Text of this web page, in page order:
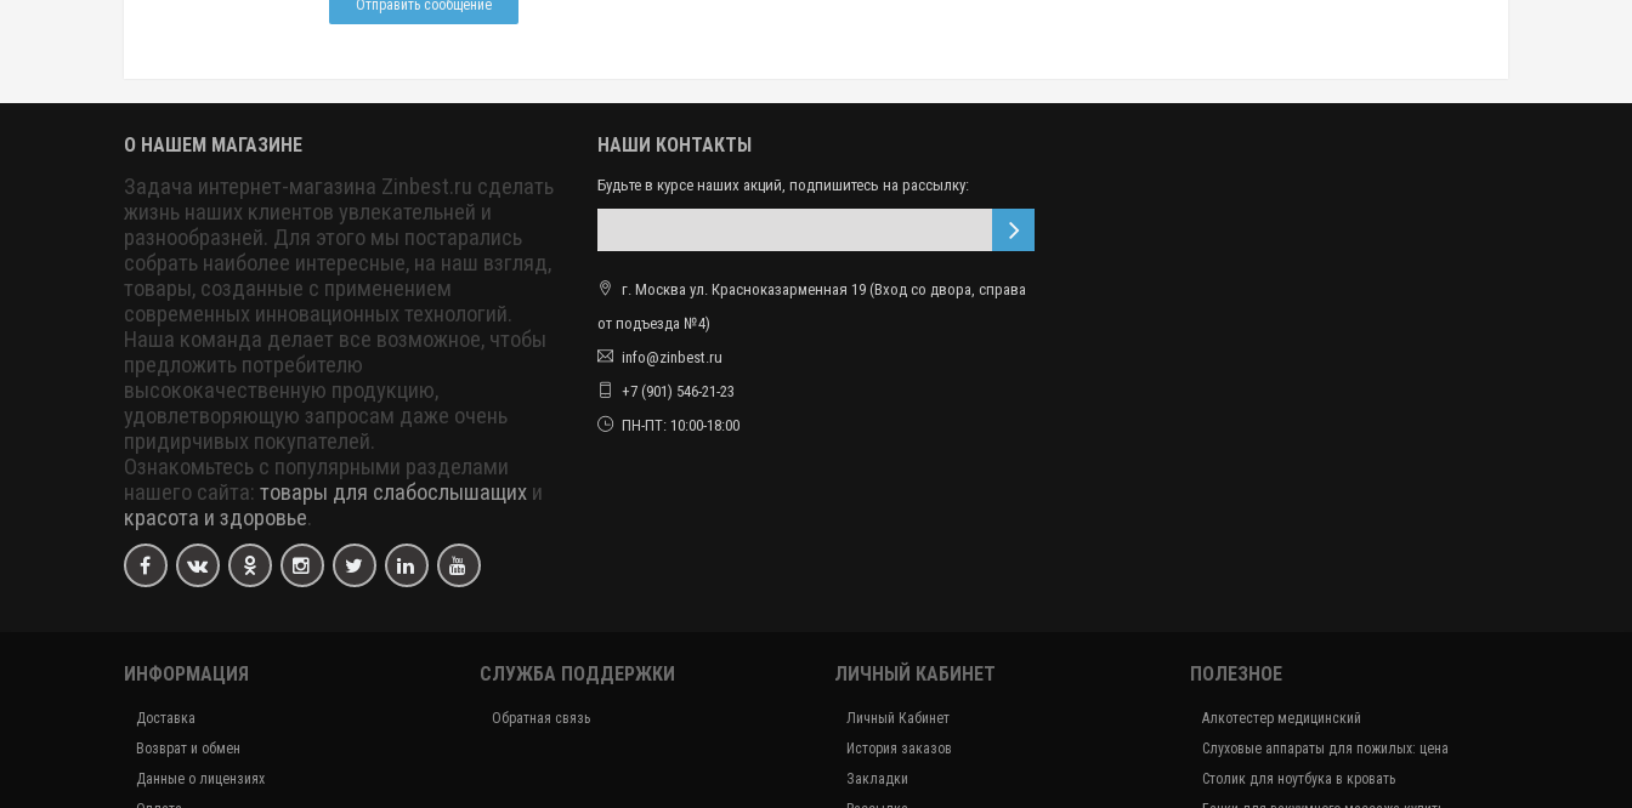
О НАШЕМ МАГАЗИНЕ
Задача интернет-магазина Zinbest.ru сделать
жизнь наших клиентов увлекательней и
разнообразней. Для этого мы постарались
собрать наиболее интересные, на наш взгляд,
товары, созданные с применением
современных инновационных технологий.
Наша команда делает все возможное, чтобы
предложить потребителю
высококачественную продукцию,
удовлетворяющую запросам даже очень
придирчивых покупателей.
Ознакомьтесь с популярными разделами
нашего сайта: товары для слабослышащих и
красота и здоровье.
НАШИ КОНТАКТЫ
Будьте в курсе наших акций, подпишитесь на рассылку:
г. Москва ул. Красноказарменная 19 (Вход со двора, справа
от подъезда №4)
info@zinbest.ru
+7 (901) 546-21-23
ПН-ПТ: 10:00-18:00
ИНФОРМАЦИЯ
Доставка
Возврат и обмен
Данные о лицензиях
СЛУЖБА ПОДДЕРЖКИ
Обратная связь
ЛИЧНЫЙ КАБИНЕТ
Личный Кабинет
История заказов
Закладки
ПОЛЕЗНОЕ
Алкотестер медицинский
Слуховые аппараты для пожилых: цена
Столик для ноутбука в кровать